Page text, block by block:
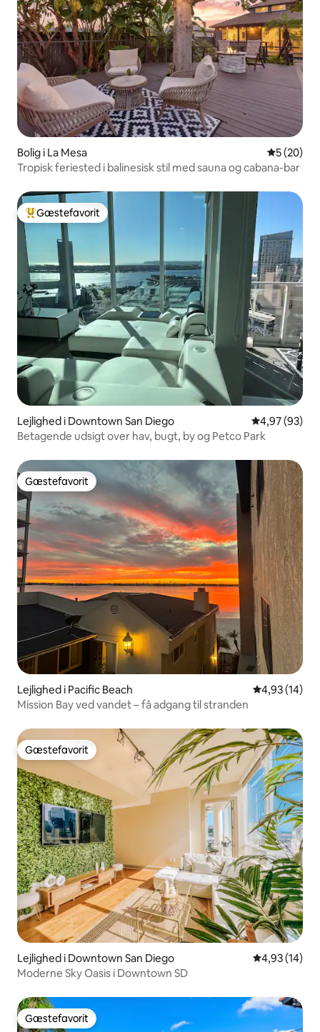
Bolig i La Mesa 5 ud af 5 i
5 (20)
Tropisk feriested i balinesisk stil med sauna og cabana-bar
Bedste gæstefavorit
Gæstefavorit
Lejlighed i Downtown San Diego 4,97 ud af 5 i
4,97 (93)
Betagende udsigt over hav, bugt, by og Petco Park
Gæstefavorit
Gæstefavorit
Lejlighed i Pacific Beach 4,93 ud af 5
4,93 (14)
Mission Bay ved vandet – få adgang til stranden
Gæstefavorit
Gæstefavorit
Lejlighed i Downtown San Diego 4,93 ud af 5
4,93 (14)
Moderne Sky Oasis i Downtown SD
Gæstefavorit
Gæstefavorit